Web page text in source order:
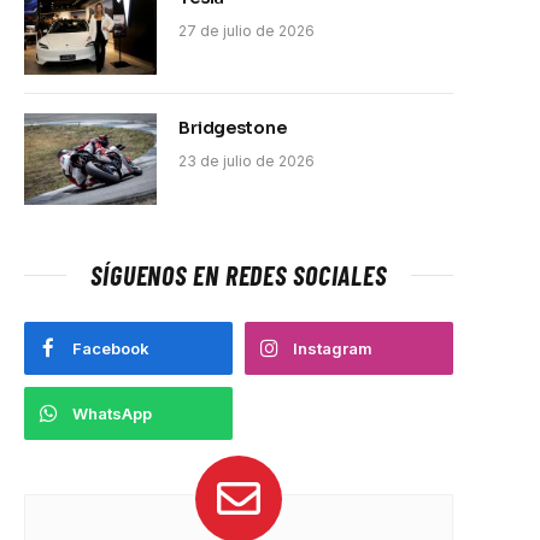
27 de julio de 2026
Bridgestone
23 de julio de 2026
SÍGUENOS EN REDES SOCIALES
Facebook Instagram
WhatsApp